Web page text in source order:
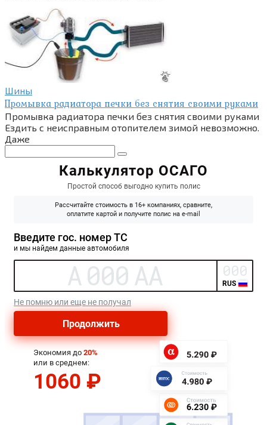
Шины
Промывка радиатора печки без снятия своими руками
Промывка радиатора печки без снятия своими руками
Ездить с неисправным отопителем зимой невозможно.
Даже
Поиск: